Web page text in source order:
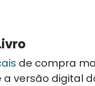
de compra
a versão digital